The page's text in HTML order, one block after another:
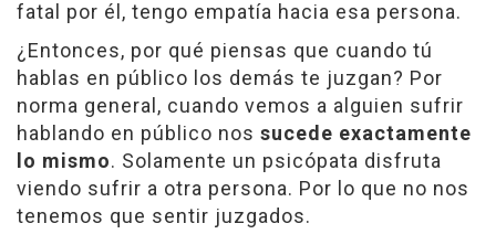
fatal por él, tengo empatía hacia esa persona.
¿Entonces, por qué piensas que cuando tú
hablas en público los demás te juzgan? Por
norma general, cuando vemos a alguien sufrir
hablando en público nos sucede exactamente
lo mismo. Solamente un psicópata disfruta
viendo sufrir a otra persona. Por lo que no nos
tenemos que sentir juzgados.